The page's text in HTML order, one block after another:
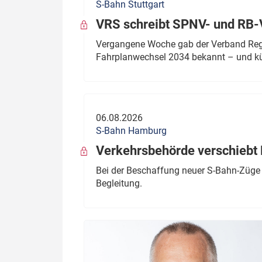
S-Bahn Stuttgart
VRS schreibt SPNV- und
Vergangene Woche gab der Verband
Fahrplanwechsel 2034 bekannt – und
06.08.2026
S-Bahn Hamburg
Verkehrsbehörde
Bei der Beschaffung neuer S-Bahn-
Begleitung.